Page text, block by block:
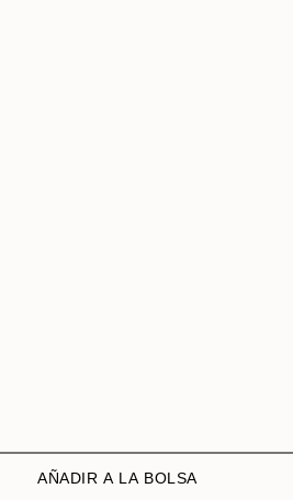
AÑADIR A LA BOLSA